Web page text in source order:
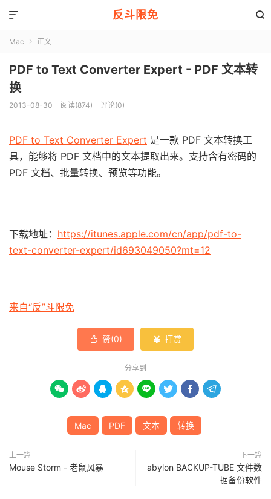
反斗限免 

Mac  正文
PDF to Text Converter Expert - PDF 文本转
换
2013-08-30 阅读(874) 评论(0)
PDF to Text Converter Expert 是一款 PDF 文本转换工
具，能够将 PDF 文档中的文本提取出来。支持含有密码的
PDF 文档、批量转换、预览等功能。
下载地址： https://itunes.apple.com/cn/app/pdf-to-
text-converter-expert/id693049050?mt=12
来自“反”斗限免
 赞(0)  打赏
分享到
       
Mac PDF 文本 转换
上一篇
Mouse Storm - 老鼠风暴
下一篇
abylon BACKUP-TUBE 文件数
据备份软件